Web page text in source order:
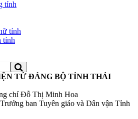
tỉnh
tỉnh
tỉnh
TỬ ĐẢNG BỘ TỈNH THÁI
chí Đỗ Thị Minh Hoa
ban Tuyên giáo và Dân vận Tỉnh